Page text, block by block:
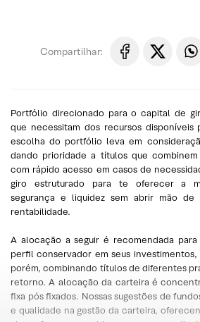
Compartilhar:
Portfólio direcionado para o capital de
que necessitam dos recursos disponíveis
escolha do portfólio leva em
dando prioridade a títulos que
com rápido acesso em casos de
giro estruturado para te oferecer a
segurança e liquidez sem abrir mão
rentabilidade.
A alocação a seguir é recomendada para
perfil conservador em seus
porém, combinando títulos de diferentes
retorno. A alocação da carteira é
fixa pós fixados. Nossas sugestões de
e qualidade na gestão da carteira,